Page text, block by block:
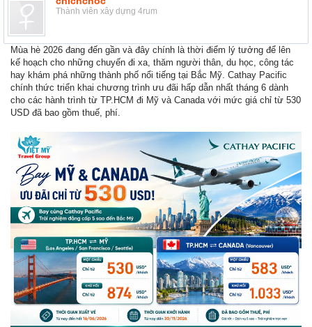
Thành viên xây dựng 4rum
Mùa hè 2026 đang đến gần và đây chính là thời điểm lý tưởng để lên
kế hoạch cho những chuyến đi xa, thăm người thân, du học, công tác
hay khám phá những thành phố nổi tiếng tại Bắc Mỹ. Cathay Pacific
chính thức triển khai chương trình ưu đãi hấp dẫn nhất tháng 6 dành
cho các hành trình từ TP.HCM đi Mỹ và Canada với mức giá chỉ từ 530
USD đã bao gồm thuế, phí.